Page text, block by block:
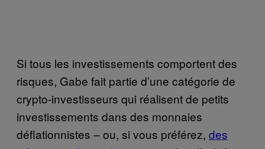
Si tous les investissements comportent des
risques, Gabe fait partie d’une catégorie de
crypto-investisseurs qui réalisent de petits
investissements dans des monnaies
déflationnistes – ou, si vous préférez, des